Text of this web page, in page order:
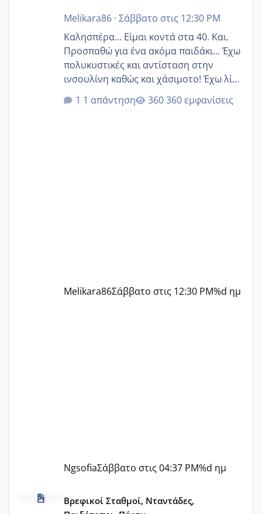
Melikara86· Σάββατο στις 12:30 PM
Καλησπέρα... Είμαι κοντά στα 40. Και.
Προσπαθώ για ένα ακόμα παιδάκι... Έχω
πολυκυστικές και αντίσταση στην
ινσουλίνη καθώς και χάσιμοτο! Έχω λίγα
κιλά παραπάνω και όσο κ αν προσπαθώ
δεν χάνω εύκολα! Προσπαθώ για ακόμη
1 απάντηση 360 εμφανίσεις
Melikara86Σάββατο στις 12:30 PM%d ημ
NgsofiaΣάββατο στις 04:37 PM%d ημ
ΠΑΙΔΙΚΟΙ ΣΤΑΘΜΟΙ ΜΕ ΕΣΠΑ
Βρεφικοί Σταθμοί, Νταντάδες,